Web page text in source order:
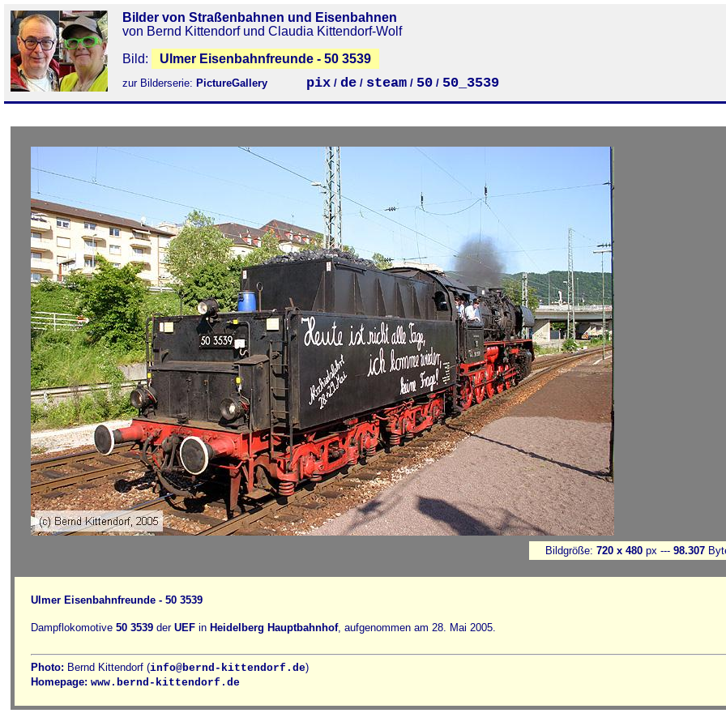
Bilder von Straßenbahnen und Eisenbahnen
von Bernd Kittendorf und Claudia Kittendorf-Wolf
Bild:
Ulmer Eisenbahnfreunde - 50 3539
zur Bilderserie: PictureGallery pix / de / steam / 50 / 50_3539
Bildgröße: 720 x 480 px --- 98.307
Ulmer Eisenbahnfreunde - 50 3539
Dampflokomotive 50 3539 der UEF in Heidelberg Hauptbahnhof, aufgenommen am 28. Mai 2005.
Photo: Bernd Kittendorf (info@bernd-kittendorf.de)
Homepage: www.bernd-kittendorf.de